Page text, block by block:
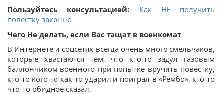
Пользуйтесь консультацией:
Как НЕ получить
повестку законно
Чего Не делать, если Вас тащат в военкомат
В Интернете и соцсетях всегда очень много смельчаков,
которые хвастаются тем, что кто-то задул газовым
баллончиком военного при попытке вручить повестку,
кто-то кого-то как-то ударил и поиграл в «Рембо», кто-то
что-то обидное сказал.